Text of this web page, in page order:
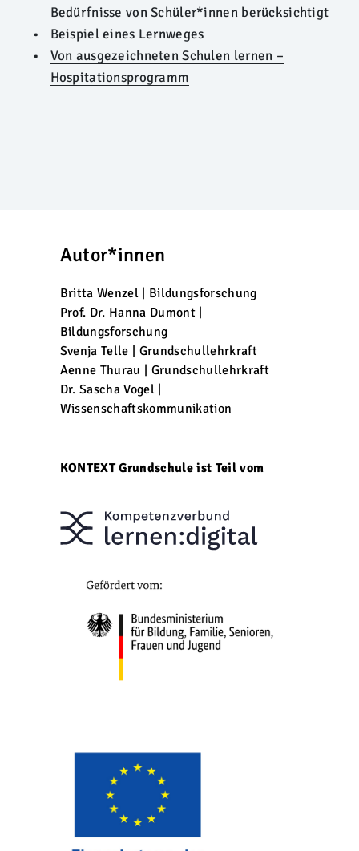
Bedürfnisse von Schüler*innen berücksichtigt
Beispiel eines Lernweges
Von ausgezeichneten Schulen lernen –
Hospitationsprogramm
Autor*innen
Britta Wenzel | Bildungsforschung
Prof. Dr. Hanna Dumont |
Bildungsforschung
Svenja Telle | Grundschullehrkraft
Aenne Thurau | Grundschullehrkraft
Dr. Sascha Vogel |
Wissenschaftskommunikation
KONTEXT Grundschule ist Teil vom